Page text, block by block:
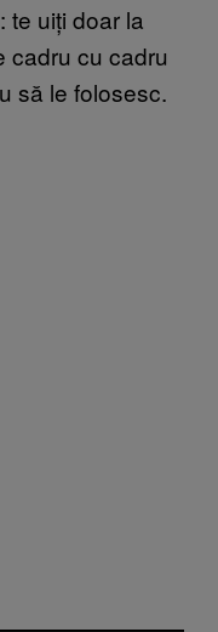
te uiți doar la
cadru cu cadru
să le folosesc.